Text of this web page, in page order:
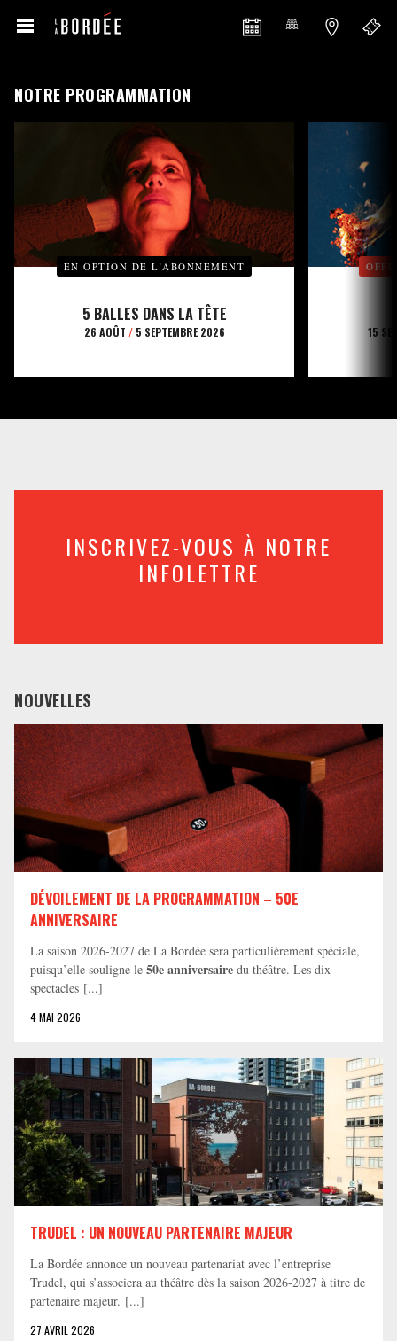
NOTRE PROGRAMMATION
EN OPTION DE L’ABONNEMENT
5 BALLES DANS LA TÊTE
26 AOÛT /5 SEPTEMBRE 2026 15
INSCRIVEZ-VOUS À NOTRE
INFOLETTRE
NOUVELLES
DÉVOILEMENT DE LA PROGRAMMATION – 50E
ANNIVERSAIRE
La saison 2026-2027 de La Bordée sera particulièrement spéciale,
puisqu’elle souligne le 50e anniversaire du théâtre. Les dix
spectacles [...]
4 MAI 2026
TRUDEL : UN NOUVEAU PARTENAIRE MAJEUR
La Bordée annonce un nouveau partenariat avec l’entreprise
Trudel, qui s’associera au théâtre dès la saison 2026-2027 à titre de
partenaire majeur. [...]
27 AVRIL 2026